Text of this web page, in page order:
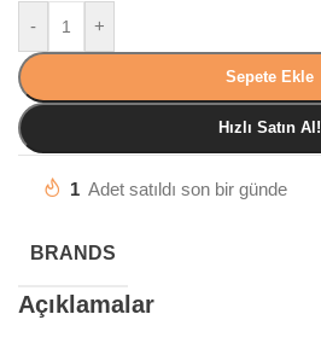
- +
Sepete Ekle
Hızlı Satın Al!
1 Adet satıldı son bir günde
BRANDS
Açıklamalar